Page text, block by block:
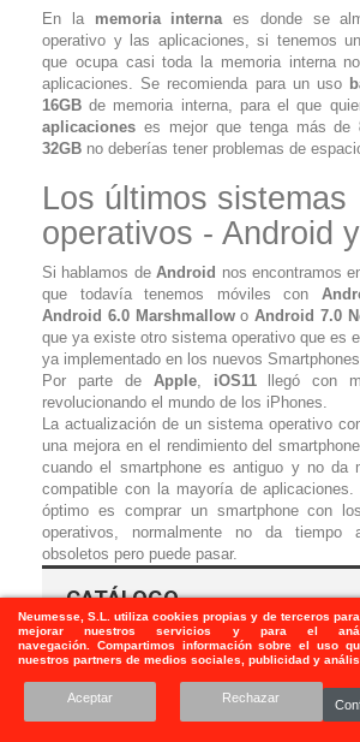
Neumesse, S.L. utiliza cookies propias y de terceros
mejorar nuestros servicios y para el
navegación. Compartimos información sobre el uso
nuestros partners de medios sociales, publicidad y
Aceptar Rechazar
En la memoria internaes donde se
operativo y las aplicaciones, si tenemos
que ocupa casi toda la memoria interna
aplicaciones. Se recomienda para un uso
16GB de memoria interna, para el que
aplicaciones es mejor que tenga más de
32GB no deberías tener problemas de
Los últimos sistemas
operativos - Android
Si hablamos deAndroid nos encontramos
que todavía tenemos móviles con
Android 6.0 Marshmallowo Android 7.0
que ya existe otro sistema operativo que es el
ya implementado en los nuevos
Por parte de Apple, iOS11llegó con
revolucionando el mundo de los iPhones.
La actualización de un sistema operativo
una mejora en el rendimiento del
cuando el smartphone es antiguo y no
compatible con la mayoría de
óptimo es comprar un smartphone con
operativos, normalmente no da
obsoletos pero puede pasar.
CATÁLOGO
DISPONIBILIDAD